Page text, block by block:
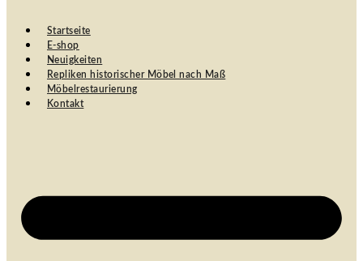
Startseite
E-shop
Neuigkeiten
Repliken historischer Möbel nach Maß
Möbelrestaurierung
Kontakt